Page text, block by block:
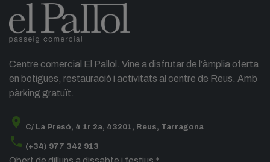
Centre comercial El Pallol. Vine a disfrutar de l’àmplia oferta
en botigues, restauració i activitats al centre de Reus. Amb
pàrking gratuït.
location_on C/ La Presó, 4 1r 2a, 43201, Reus, Tarragona
phone (+34) 977 342 913